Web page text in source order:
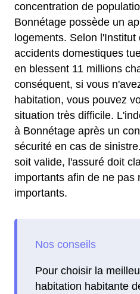
concentration de
Bonnétage possède un
logements. Selon
accidents domestiques
en blessent 11 millions
conséquent, si vous
habitation, vous pouvez
situation très difficile.
à Bonnétage après un
sécurité en cas de
soit valide, l'assuré doit
importants afin de ne pas
importants.
Pour choisir la
habitation habitante